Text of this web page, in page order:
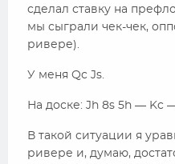
сделал ставку на
мы сыграли чек-чек,
ривере).
У меня Qc Js.
На доске: Jh 8s 5h — Kc
В такой ситуации я
ривере и, думаю,